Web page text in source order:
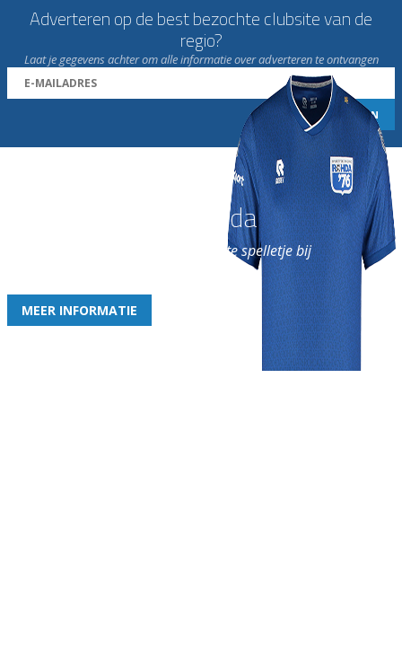
Adverteren op de best bezochte clubsite van de
regio?
Laat je gegevens achter om alle informatie over adverteren te ontvangen
Word nu lid van Rohda
en geniet iedere week van het leukste spelletje bij
MEER INFORMATIE